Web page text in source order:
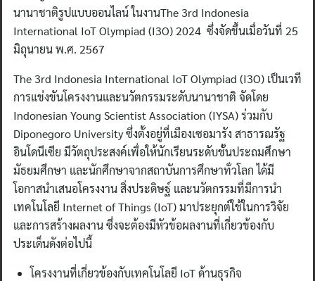
นานาชาติรูปแบบออนไลน์ ในงานThe 3rd Indonesia
International IoT Olympiad (I3O) 2024 ซึ่งจัดขึ้นเมื่อวันที่ 25
มิถุนายน พ.ศ. 2567
The 3rd Indonesia International IoT Olympiad (I3O) เป็นเวที
การแข่งขันโครงงานและนวัตกรรมระดับนานาชาติ จัดโดย
Indonesian Young Scientist Association (IYSA) ร่วมกับ
Diponegoro University ซึ่งตั้งอยู่ที่เมืองเซอมารัง สาธารณรัฐ
อินโดนีเซีย มีวัตถุประสงค์เพื่อให้นักเรียนระดับชั้นประถมศึกษา
มัธยมศึกษา และนักศึกษาจากสถาบันการศึกษาทั่วโลก ได้มี
โอกาสนำเสนอโครงงาน สิ่งประดิษฐ์ และนวัตกรรมที่มีการนำ
เทคโนโลยี Internet of Things (IoT) มาประยุกต์ใช้ในการวิจัย
และการสร้างผลงาน ซึ่งจะต้องมีหัวข้อผลงานที่เกี่ยวข้องกับ
ประเด็นดังต่อไปนี้
โครงงานที่เกี่ยวข้องกับเทคโนโลยี IoT ด้านธุรกิจ